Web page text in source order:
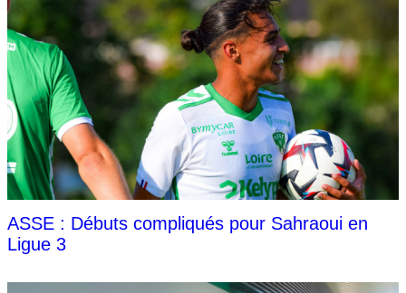
ASSE : Débuts compliqués pour Sahraoui en
Ligue 3